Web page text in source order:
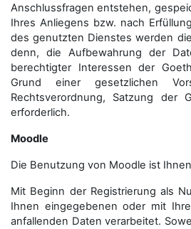
Anschluss­fragen entstehen,
Ihres Anliegens bzw. nach
des genutzten Dienstes werden
denn, die Aufbewahrung der
berechtigter Interessen der
Grund einer gesetzlichen
Rechtsverordnung, Satzung der
erforderlich.
Moodle
Die Benutzung von Moodle ist
Mit Beginn der Registrierung als
Ihnen eingegebenen oder mit
anfallenden Daten verarbeitet.